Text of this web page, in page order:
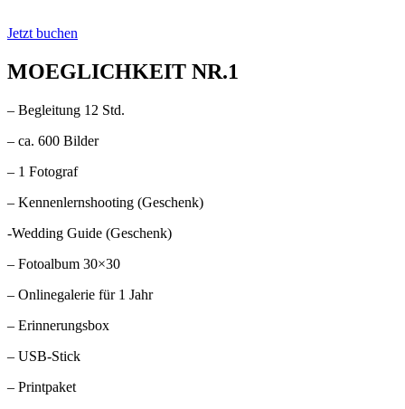
Jetzt buchen
MOEGLICHKEIT NR.1
– Begleitung 12 Std.
– ca. 600 Bilder
– 1 Fotograf
– Kennenlernshooting (Geschenk)
-Wedding Guide (Geschenk)
– Fotoalbum 30×30
– Onlinegalerie für 1 Jahr
– Erinnerungsbox
– USB-Stick
– Printpaket